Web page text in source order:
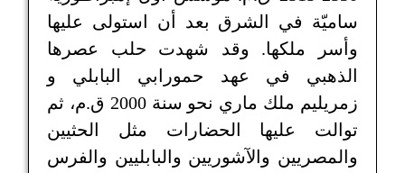
ساميّة في الشرق بعد أن استولى عليها
وأسر ملكها. وقد شهدت حلب عصرها
الذهبي في عهد حمورابي البابلي و
زمريليم ملك ماري نحو سنة 2000 ق.م، ثم
توالت عليها الحضارات مثل الحثيين
والمصريين والآشوريين والبابليين والفرس